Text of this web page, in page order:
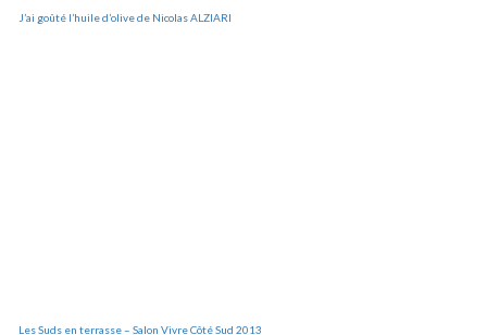
J’ai goûté l’huile d’olive de Nicolas ALZIARI
Les Suds en terrasse – Salon Vivre Côté Sud 2013